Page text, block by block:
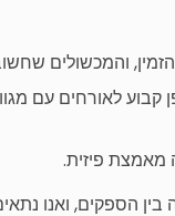
הזמין, והמכשולים
לאורחים עם
מאמצת פיזית.
בין הספקים, ואנו